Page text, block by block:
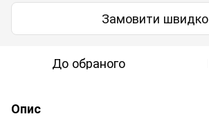
Замовити швидко
До обраного
Опис